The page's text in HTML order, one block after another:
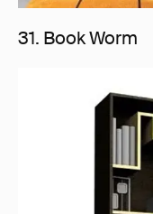
31. Book Worm